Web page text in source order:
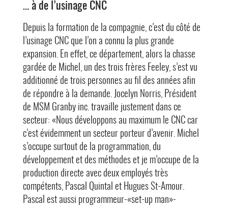
… à de l’usinage CNC
Depuis la formation de la compagnie, c’est du côté de
l’usinage CNC que l’on a connu la plus grande
expansion. En effet, ce département, alors la chasse
gardée de Michel, un des trois frères Feeley, s’est vu
additionné de trois personnes au fil des années afin
de répondre à la demande. Jocelyn Norris, Président
de MSM Granby inc. travaille justement dans ce
secteur: «Nous développons au maximum le CNC car
c’est évidemment un secteur porteur d’avenir. Michel
s’occupe surtout de la programmation, du
développement et des méthodes et je m’occupe de la
production directe avec deux employés très
compétents, Pascal Quintal et Hugues St-Amour.
Pascal est aussi programmeur-«set-up man»-